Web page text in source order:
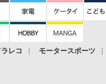
ラレコ モータースポーツ